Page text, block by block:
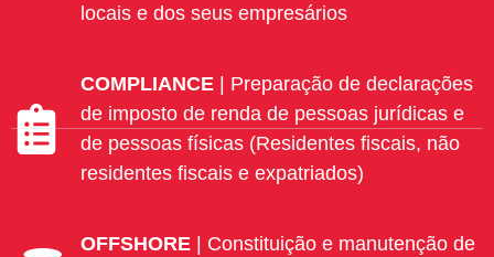
locais e dos seus empresários
COMPLIANCE| Preparação de declarações
de imposto de renda de pessoas jurídicas e
de pessoas físicas (Residentes fiscais, não
residentes fiscais e expatriados)
OFFSHORE| Constituição e manutenção de